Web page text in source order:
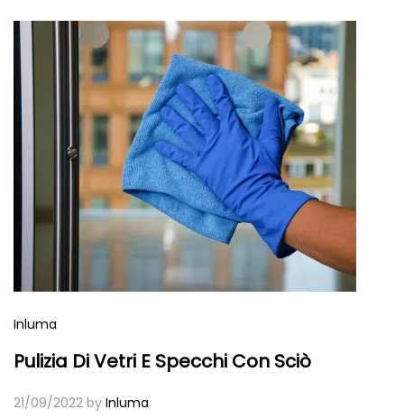
Inluma
Pulizia Di Vetri E Specchi Con Sciò
21/09/2022 by Inluma